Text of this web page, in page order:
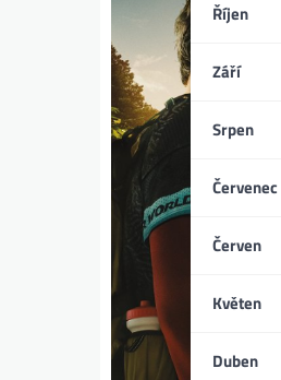
Říjen
Září
Srpen
Červenec
Červen
Květen
Duben